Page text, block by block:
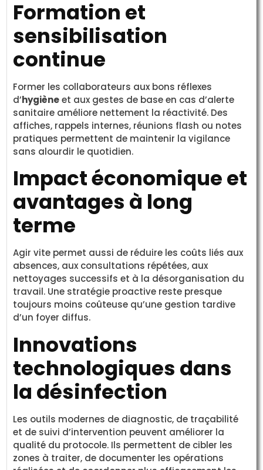
Formation et
sensibilisation
continue
Former les collaborateurs aux bons réflexes
d’hygièneet aux gestes de base en cas d’alerte
sanitaire améliore nettement la réactivité. Des
affiches, rappels internes, réunions flash ou notes
pratiques permettent de maintenir la vigilance
sans alourdir le quotidien.
Impact économique et
avantages à long
terme
Agir vite permet aussi de réduire les coûts liés aux
absences, aux consultations répétées, aux
nettoyages successifs et à la désorganisation du
travail. Une stratégie proactive reste presque
toujours moins coûteuse qu’une gestion tardive
d’un foyer diffus.
Innovations
technologiques dans
la désinfection
Les outils modernes de diagnostic, de traçabilité
et de suivi d’intervention peuvent améliorer la
qualité du protocole. Ils permettent de cibler les
zones à traiter, de documenter les opérations